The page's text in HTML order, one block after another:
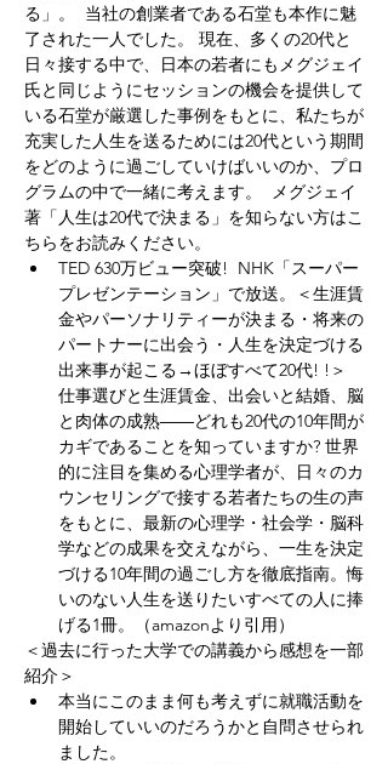
る」。  当社の創業者である石堂も本作に魅
了された一人でした。 現在、多くの20代と
日々接する中で、日本の若者にもメグジェイ
氏と同じようにセッションの機会を提供して
いる石堂が厳選した事例をもとに、私たちが
充実した人生を送るためには20代という期間
をどのように過ごしていけばいいのか、プロ
グラムの中で一緒に考えます。  メグジェイ
著「人生は20代で決まる」を知らない方はこ
ちらをお読みください。
TED 630万ビュー突破!  NHK「スーパー
プレゼンテーション」で放送。＜生涯賃
金やパーソナリティーが決まる・将来の
パートナーに出会う・人生を決定づける
出来事が起こる→ほぼすべて20代! !＞
仕事選びと生涯賃金、出会いと結婚、脳
と肉体の成熟――どれも20代の10年間が
カギであることを知っていますか? 世界
的に注目を集める心理学者が、日々のカ
ウンセリングで接する若者たちの生の声
をもとに、最新の心理学・社会学・脳科
学などの成果を交えながら、一生を決定
づける10年間の過ごし方を徹底指南。悔
いのない人生を送りたいすべての人に捧
げる1冊。（amazonより引用）
＜過去に行った大学での講義から感想を一部
紹介＞
本当にこのまま何も考えずに就職活動を
開始していいのだろうかと自問させられ
ました。